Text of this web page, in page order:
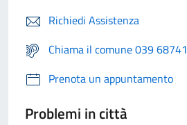
Richiedi Assistenza
Chiama il comune 039 68741
Prenota un appuntamento
Problemi in città